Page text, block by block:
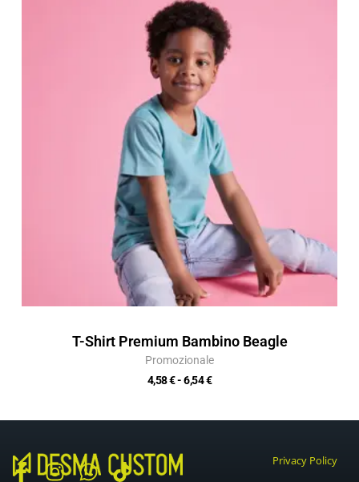
T-Shirt Premium Bambino Beagle
Promozionale
4,58€- 6,54€
di
prezzo:
da
4,58 €
a
Privacy Policy